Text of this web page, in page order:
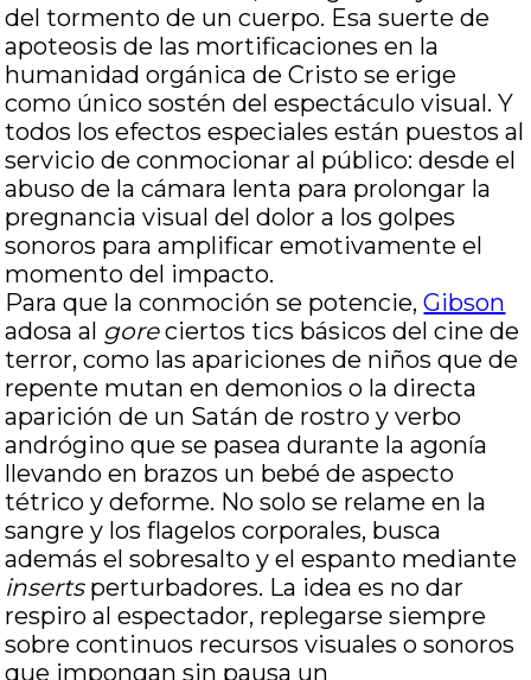
del tormento de un cuerpo. Esa suerte de
apoteosis de las mortificaciones en la
humanidad orgánica de Cristo se erige
como único sostén del espectáculo visual. Y
todos los efectos especiales están puestos al
servicio de conmocionar al público: desde el
abuso de la cámara lenta para prolongar la
pregnancia visual del dolor a los golpes
sonoros para amplificar emotivamente el
momento del impacto.
Para que la conmoción se potencie,Gibson
adosa al goreciertos tics básicos del cine de
terror, como las apariciones de niños que de
repente mutan en demonios o la directa
aparición de un Satán de rostro y verbo
andrógino que se pasea durante la agonía
llevando en brazos un bebé de aspecto
tétrico y deforme. No solo se relame en la
sangre y los flagelos corporales, busca
además el sobresalto y el espanto mediante
insertsperturbadores. La idea es no dar
respiro al espectador, replegarse siempre
sobre continuos recursos visuales o sonoros
que impongan sin pausa un